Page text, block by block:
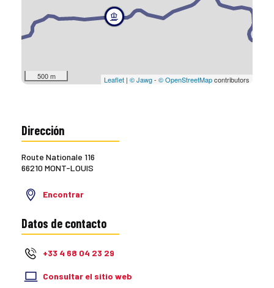
500 m Leaflet | © Jawg- © OpenStreetMapcontributors
Dirección
Route Nationale 116
66210 MONT-LOUIS
Encontrar
Datos de contacto
+33 4 68 04 23 29
Consultar el sitio web